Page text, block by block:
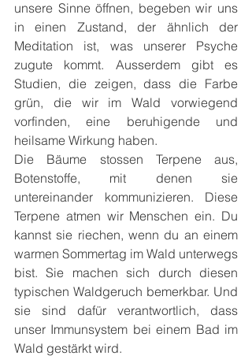
unsere Sinne öffnen, begeben wir uns
in einen Zustand, der ähnlich der
Meditation ist, was unserer Psyche
zugute kommt. Ausserdem gibt es
Studien, die zeigen, dass die Farbe
grün, die wir im Wald vorwiegend
vorfinden, eine beruhigende und
heilsame Wirkung haben.
Die Bäume stossen Terpene aus,
Botenstoffe, mit denen sie
untereinander kommunizieren. Diese
Terpene atmen wir Menschen ein. Du
kannst sie riechen, wenn du an einem
warmen Sommertag im Wald unterwegs
bist. Sie machen sich durch diesen
typischen Waldgeruch bemerkbar. Und
sie sind dafür verantwortlich, dass
unser Immunsystem bei einem Bad im
Wald gestärkt wird.